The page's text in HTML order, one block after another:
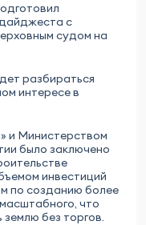
с
судом на
разбираться
интересе в
и Министерством
было заключено
инвестиций
по созданию более
что
без торгов.